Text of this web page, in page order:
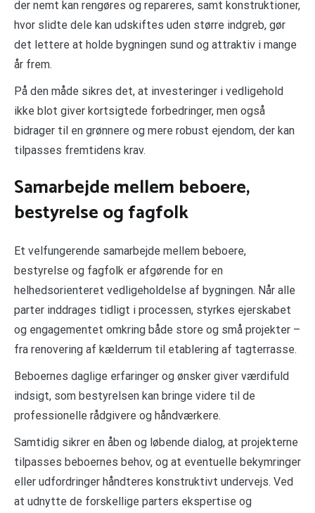
der nemt kan rengøres og repareres, samt konstruktioner,
hvor slidte dele kan udskiftes uden større indgreb, gør
det lettere at holde bygningen sund og attraktiv i mange
år frem.
På den måde sikres det, at investeringer i vedligehold
ikke blot giver kortsigtede forbedringer, men også
bidrager til en grønnere og mere robust ejendom, der kan
tilpasses fremtidens krav.
Samarbejde mellem beboere,
bestyrelse og fagfolk
Et velfungerende samarbejde mellem beboere,
bestyrelse og fagfolk er afgørende for en
helhedsorienteret vedligeholdelse af bygningen. Når alle
parter inddrages tidligt i processen, styrkes ejerskabet
og engagementet omkring både store og små projekter –
fra renovering af kælderrum til etablering af tagterrasse.
Beboernes daglige erfaringer og ønsker giver værdifuld
indsigt, som bestyrelsen kan bringe videre til de
professionelle rådgivere og håndværkere.
Samtidig sikrer en åben og løbende dialog, at projekterne
tilpasses beboernes behov, og at eventuelle bekymringer
eller udfordringer håndteres konstruktivt undervejs. Ved
at udnytte de forskellige parters ekspertise og